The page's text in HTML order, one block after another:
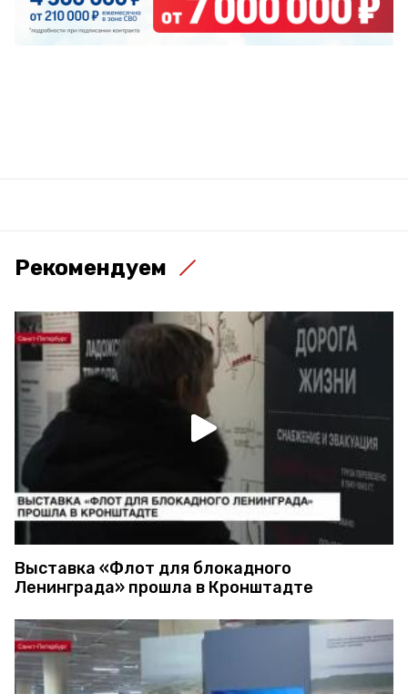
Рекомендуем
Выставка «Флот для блокадного
Ленинграда» прошла в Кронштадте